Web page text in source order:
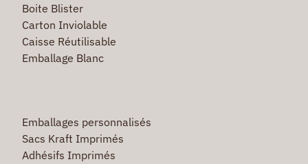
Boite Blister
Carton Inviolable
Caisse Réutilisable
Emballage Blanc
Emballages personnalisés
Sacs Kraft Imprimés
Adhésifs Imprimés